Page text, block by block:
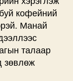
кофейний
Манай
талаар
зөвлөж